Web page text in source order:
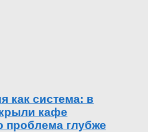
как система: в
кафе
проблема глубже